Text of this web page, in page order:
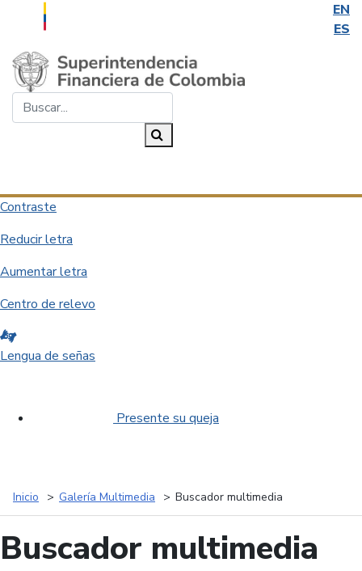
EN
ES
Saltar al contenido principal
Contraste
Reducir letra
Aumentar letra
Centro de relevo
Lengua de señas
Presente su queja
Inicio Galería Multimedia Buscador multimedia
Buscador multimedia